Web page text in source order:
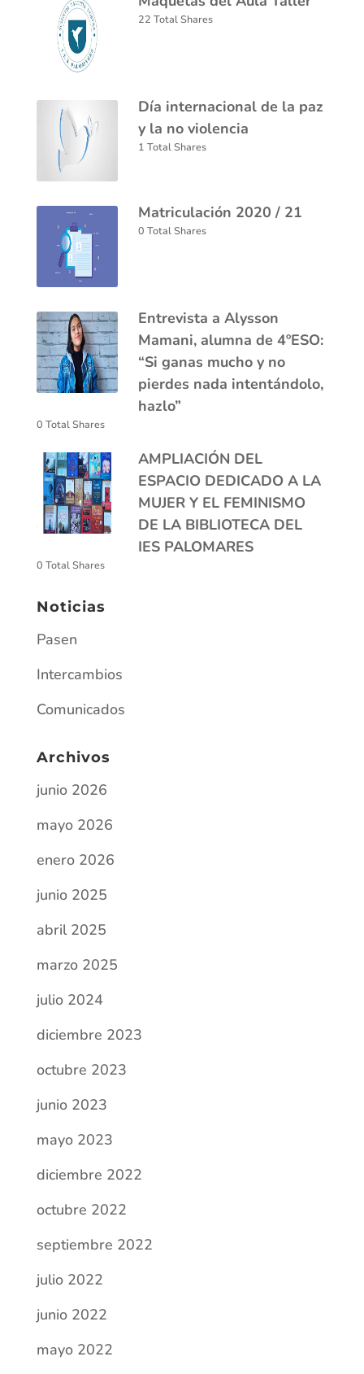
22 Total Shares
Día internacional de la paz
y la no violencia
1 Total Shares
Matriculación 2020 / 21
0 Total Shares
Entrevista a Alysson
Mamani, alumna de 4ºESO:
“Si ganas mucho y no
pierdes nada intentándolo,
hazlo”
0 Total Shares
AMPLIACIÓN DEL
ESPACIO DEDICADO A LA
MUJER Y EL FEMINISMO
DE LA BIBLIOTECA DEL
IES PALOMARES
0 Total Shares
Noticias
Pasen
Intercambios
Comunicados
Archivos
junio 2026
mayo 2026
enero 2026
junio 2025
abril 2025
marzo 2025
julio 2024
diciembre 2023
octubre 2023
junio 2023
mayo 2023
diciembre 2022
octubre 2022
septiembre 2022
julio 2022
junio 2022
mayo 2022